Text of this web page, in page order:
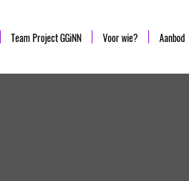
Team Project GGiNN Voor wie? Aanbod